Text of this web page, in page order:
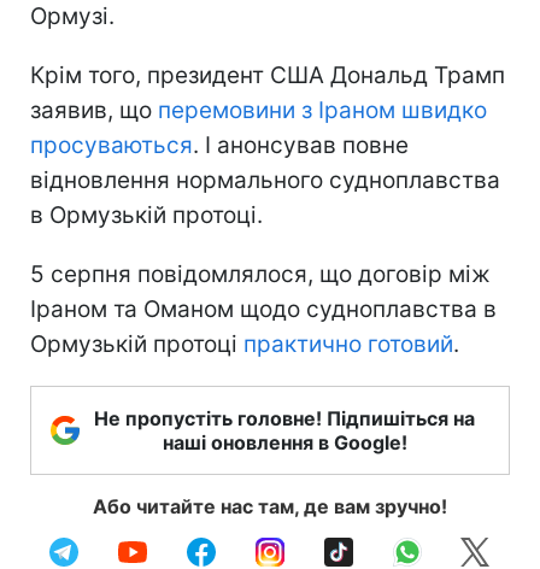
Ормузі.
Крім того, президент США Дональд Трамп
заявив, що перемовини з Іраном швидко
просуваються. І анонсував повне
відновлення нормального судноплавства
в Ормузькій протоці.
5 серпня повідомлялося, що договір між
Іраном та Оманом щодо судноплавства в
Ормузькій протоці практично готовий.
Не пропустіть головне! Підпишіться на
наші оновлення в Google!
Або читайте нас там, де вам зручно!